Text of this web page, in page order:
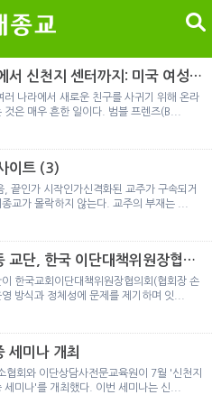
검
검색
원파 협력기관
본격적인 청산 절차 돌입
활소송에 승소
원파 협력기관
서 신천지 센터까지: 미국 여성이
섭의 전 과정
러 나라에서 새로운 친구를 사귀기 위해 온라
것은 매우 흔한 일이다. 범블 프렌즈(B...
이트 (3)
끝인가 시작인가신격화된 교주가 구속되거
교가 몰락하지 않는다. 교주의 부재는 ...
교단, 한국 이단대책위원장협의
한국교회이단대책위원장협의회(협회장 손
방식과 정체성에 문제를 제기하며 잇...
세미나 개최
협회와 이단상담사전문교육원이 7월 '신천지
세미나'를 개최했다. 이번 세미나는 신...